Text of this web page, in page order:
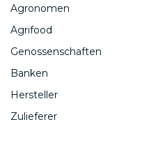
Agronomen
Agrifood
Genossenschaften
Banken
Hersteller
Zulieferer